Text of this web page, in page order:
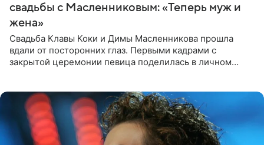
свадьбы с Масленниковым: «Теперь муж и
жена»
Свадьба Клавы Коки и Димы Масленникова прошла
вдали от посторонних глаз. Первыми кадрами с
закрытой церемонии певица поделилась в личном